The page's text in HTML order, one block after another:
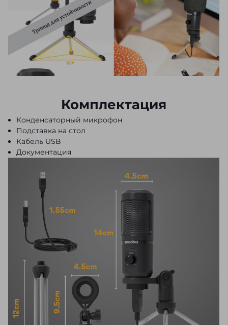
Комплектация
Конденсаторный микрофон
Подставка на стол
Кабель USB
Документация